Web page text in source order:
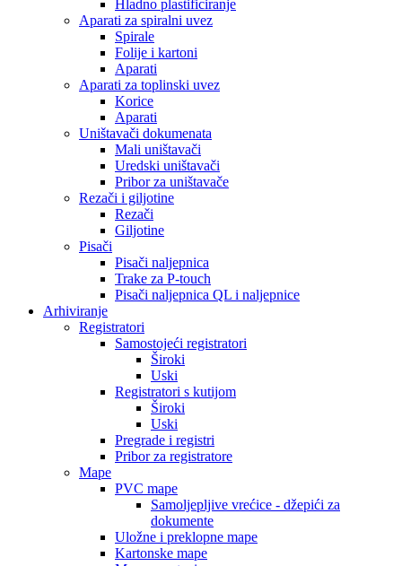
Hladno plastificiranje
Aparati za spiralni uvez
Spirale
Folije i kartoni
Aparati
Aparati za toplinski uvez
Korice
Aparati
Uništavači dokumenata
Mali uništavači
Uredski uništavači
Pribor za uništavače
Rezači i giljotine
Rezači
Giljotine
Pisači
Pisači naljepnica
Trake za P-touch
Pisači naljepnica QL i naljepnice
Arhiviranje
Registratori
Samostojeći registratori
Široki
Uski
Registratori s kutijom
Široki
Uski
Pregrade i registri
Pribor za registratore
Mape
PVC mape
Samoljepljive vrećice - džepići za
dokumente
Uložne i preklopne mape
Kartonske mape